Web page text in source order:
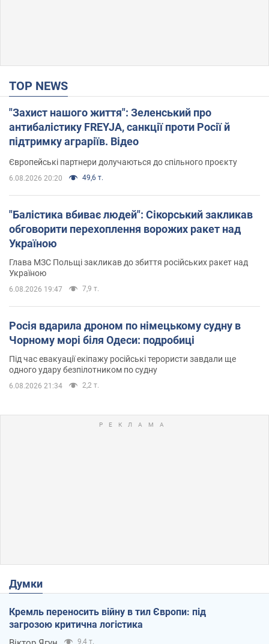
TOP NEWS
"Захист нашого життя": Зеленський про
антибалістику FREYJA, санкції проти Росії й
підтримку аграріїв. Відео
Європейські партнери долучаються до спільного проєкту
6.08.2026 20:20 49,6 т.
"Балістика вбиває людей": Сікорський закликав
обговорити перехоплення ворожих ракет над
Україною
Глава МЗС Польщі закликав до збиття російських ракет над
Україною
6.08.2026 19:47 7,9 т.
Росія вдарила дроном по німецькому судну в
Чорному морі біля Одеси: подробиці
Під час евакуації екіпажу російські терористи завдали ще
одного удару безпілотником по судну
6.08.2026 21:34 2,2 т.
Думки
Кремль переносить війну в тил Європи: під
загрозою критична логістика
9,4 т.